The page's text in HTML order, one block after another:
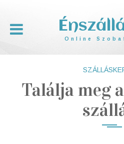
Online
Találja meg